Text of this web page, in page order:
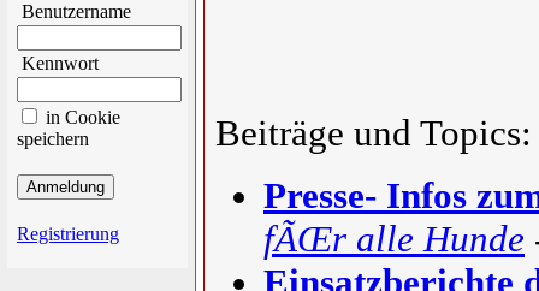
Benutzername
Kennwort
in Cookie
speichern
Registrierung
Beiträge und
Presse- Infos
fÃŒr alle Hunde
Einsatzberichte